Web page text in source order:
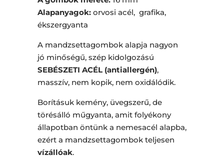
Alapanyagok:orvosi acél, grafika,
ékszergyanta
A mandzsettagombok alapja nagyon
jó minőségű, szép kidolgozású
SEBÉSZETI ACÉL (antiallergén),
masszív, nem kopik, nem oxidálódik.
Borításuk kemény, üvegszerű, de
törésálló műgyanta, amit folyékony
állapotban öntünk a nemesacél alapba,
ezért a mandzsettagombok teljesen
vízállóak.